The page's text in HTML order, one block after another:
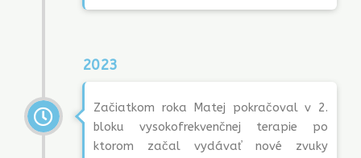
2023
Začiatkom roka Matej pokračoval v 2.
bloku vysokofrekvenčnej terapie po
ktorom začal vydávať nové zvuky